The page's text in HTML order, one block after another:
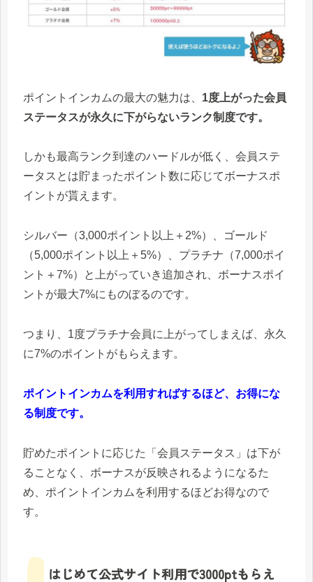
ポイントインカムの最大の魅力は、 1度上がった会員
ステータスが永久に下がらないランク制度です。
しかも最高ランク到達のハードルが低く、会員ステ
ータスとは貯まったポイント数に応じてボーナスポ
イントが貰えます。
シルバー（3,000ポイント以上＋2%）、ゴールド
（5,000ポイント以上＋5%）、プラチナ（7,000ポイ
ント＋7%）と上がっていき追加され、ボーナスポイ
ントが最大7%にものぼるのです。
つまり、1度プラチナ会員に上がってしまえば、永久
に7%のポイントがもらえます。
ポイントインカムを利用すればするほど、お得にな
る制度です。
貯めたポイントに応じた「会員ステータス」は下が
ることなく、ボーナスが反映されるようになるた
め、ポイントインカムを利用するほどお得なので
す。
はじめて公式サイト利用で3000ptもらえ